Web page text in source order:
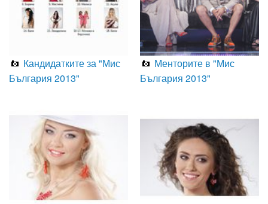
Кандидатките за "Мис
България 2013"
Менторите в "Мис
България 2013"